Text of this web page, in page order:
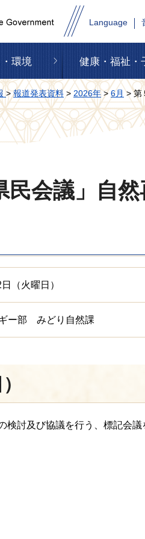
Language
環境 健康・福祉・
>報道発表資料 > 2026年>6月 > 第
民会議」自
（火曜日）
ー部 みどり自然課
討及び協議を行う、標記会議